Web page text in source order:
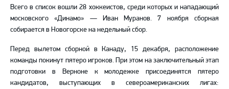
Всего в список вошли 28 хоккеистов, среди которых и нападающий
московского «Динамо» — Иван Муранов. 7 ноября сборная
собирается в Новогорске на недельный сбор.
Перед вылетом сборной в Канаду, 15 декабря, расположение
команды покинут пятеро игроков. При этом на заключительный этап
подготовки в Верноне к молодежке присоединятся пятеро
кандидатов, выступающих в североамериканских лигах: